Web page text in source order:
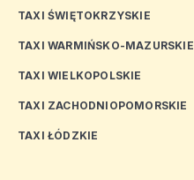
TAXI ŚWIĘTOKRZYSKIE
TAXI WARMIŃSKO-MAZURSKIE
TAXI WIELKOPOLSKIE
TAXI ZACHODNIOPOMORSKIE
TAXI ŁÓDZKIE